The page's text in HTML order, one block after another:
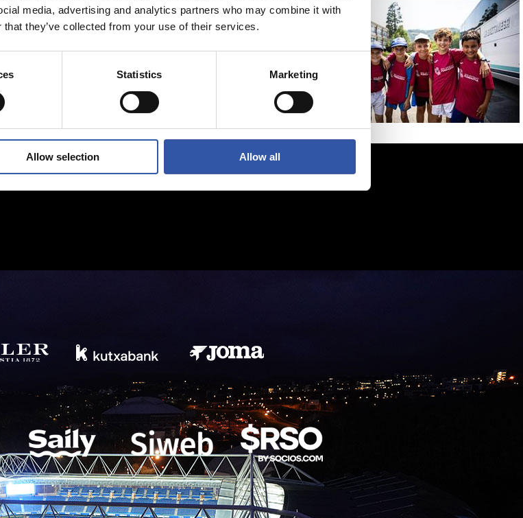
media, advertising and analytics partners who may combine it with
they’ve collected from your use of their services.
Statistics Marketing
Allow selection Allow all